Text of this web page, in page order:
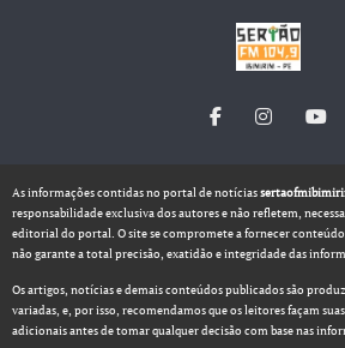
As informações contidas no portal de notícias
responsabilidade exclusiva dos autores e não refletem,
editorial do portal. O site se compromete a fornecer
não garante a total precisão, exatidão e integridade das
Os artigos, notícias e demais conteúdos publicados são
variadas, e, por isso, recomendamos que os leitores façam
adicionais antes de tomar qualquer decisão com base nas